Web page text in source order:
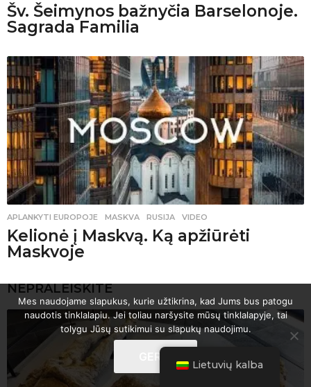
Šv. Šeimynos bažnyčia Barselonoje.
Sagrada Familia
APLANKYTI EUROPOJE MASKVA ,RUSIJA ,VIDEO
Kelionė į Maskvą. Ką apžiūrėti
Maskvoje
NEPRALEISKITE
Lietuvių kalba
Mes naudojame slapukus, kurie užtikrina, kad Jums bus patogu
naudotis tinklalapiu. Jei toliau naršysite mūsų tinklalapyje, tai
tolygu Jūsų sutikimui su slapukų naudojimu.